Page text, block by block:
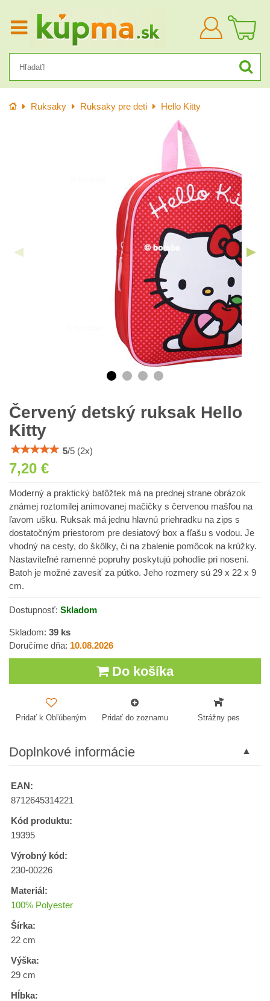
Prihlásiť
sa
Úvod Ruksaky Ruksaky pre deti Hello Kitty
Červený detský ruksak Hello
Kitty
5/5 (2x)
7,20 €
Moderný a praktický batôžtek má na prednej strane obrázok
známej roztomilej animovanej mačičky s červenou mašľou na
ľavom ušku. Ruksak má jednu hlavnú priehradku na zips s
dostatočným priestorom pre desiatový box a fľašu s vodou. Je
vhodný na cesty, do škôlky, či na zbalenie pomôcok na krúžky.
Nastaviteľné ramenné popruhy poskytujú pohodlie pri nosení.
Batoh je možné zavesiť za pútko. Jeho rozmery sú 29 x 22 x 9
cm.
Dostupnosť: Skladom
Skladom: 39 ks
Doručíme dňa: 10.08.2026
Do košíka
Pridať k Obľúbeným Pridať do zoznamu Strážny pes
Doplnkové informácie
EAN:
8712645314221
Kód produktu:
19395
Výrobný kód:
230-00226
Materiál:
100% Polyester
Šírka:
22 cm
Výška:
29 cm
Hĺbka: